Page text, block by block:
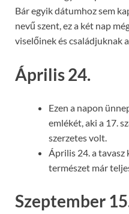
Bár egyik dátumhoz sem
nevű szent, ez a két nap
viselőinek és családjuknak
Április 24.
Ezen a napon
emlékét, aki a 17.
szerzetes volt.
Április 24. a tavasz
természet már
Szeptember